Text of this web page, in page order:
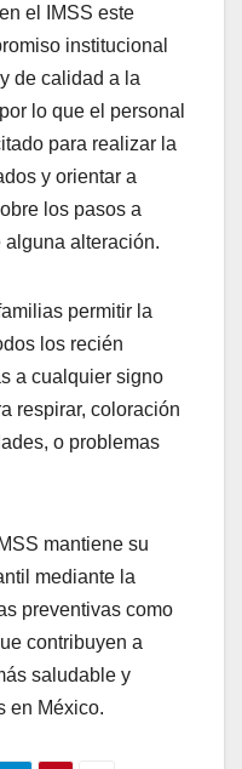
el IMSS este
institucional
de calidad a la
lo que el personal
para realizar la
y orientar a
los pasos a
alteración.
permitir la
los recién
a cualquier signo
respirar, coloración
o problemas
mantiene su
mediante la
preventivas como
contribuyen a
saludable y
en México.